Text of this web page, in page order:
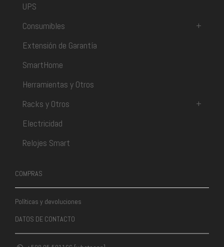
UPS
Consumibles
+
Extensión de Garantía
SmartHome
Herramientas y Otros
Racks y Otros
+
Electricidad
Relojes Smart
COMPRAS
Políticas y devoluciones
DATOS DE CONTACTO